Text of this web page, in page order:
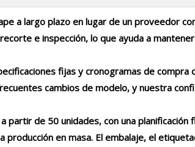
a largo plazo en lugar de un proveedor
e inspección, lo que ayuda a
fijas y cronogramas de
cambios de modelo, y nuestra
de 50 unidades, con una
en masa. El embalaje, el